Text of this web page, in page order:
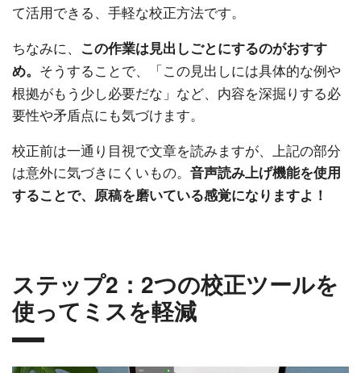
て活用できる、手軽な校正方法です。
ちなみに、
この作業は見出しごとにするのがおすす
め。 そうすることで、「この見出しには具体的な例や
根拠がもう少し必要だな」など、内容を深掘りする必
要性や矛盾点にも気づけます。
校正前は一通り目視で文章を読みますが、上記の部分
は意外に気づきにくいもの。 音声読み上げ機能を使用
することで、原稿を磨いている感覚になりますよ！
ステップ2：2つの校正ツールを
使ってミスを軽減